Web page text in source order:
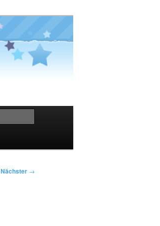
Nächster →